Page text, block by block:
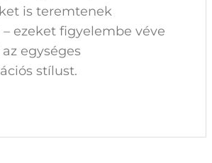
is teremtenek
ezeket figyelembe véve
egységes
stílust.